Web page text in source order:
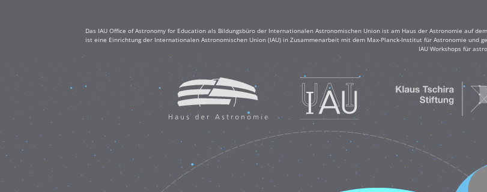
Das IAU Office of Astronomy for Education als Bildungsbüro der Internationalen Astronomischen Union ist am Haus der Astronomie auf
ist eine Einrichtung der Internationalen Astronomischen Union (IAU) in Zusammenarbeit mit dem Max-Planck-Institut für Astronomie und
IAU Workshops für